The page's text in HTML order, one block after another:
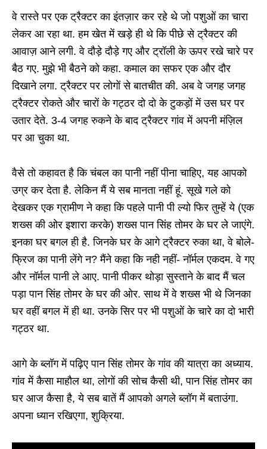
वे रास्ते पर एक ट्रैक्टर का इंतज़ार कर रहे थे जो पशुओं का चारा
लेकर आ रहा था. हम खेत में खड़े ही थे कि पीछे से ट्रैक्टर की
आवाज़ आने लगी. वे दौड़े दौड़े गए और ट्रॉली के ऊपर रखे चारे पर
बैठ गए. मुझे भी बैठने को कहा. कमाल का सफर एक और दौर
दिखाने लगा. ट्रैक्टर पर लोगों से बातचीत की. अब वे जगह जगह
ट्रैक्टर रोकते और चारों के गट्ठर दो दो के टुकड़ों में उस घर पर
उतार देते. 3-4 जगह रुकने के बाद ट्रैक्टर गांव में अपनी मंज़िल
पर आ चुका था.
वैसे तो कहावत है कि चंबल का पानी नहीं पीना चाहिए, यह आपको
उग्र कर देता है. लेकिन मैं ये सब मानता नहीं हूं. सूखे गले को
देखकर एक ग्रामीण ने कहा कि पहले पानी पी ल्यो फिर तुम्हें ये (एक
शख्स की ओर इशारा करके) शख्स पान सिंह तोमर के घर ले जाएंगे.
इनका घर बगल ही है. जिनके घर के आगे ट्रैक्टर रुका था, वे बोले-
फ्रिज का पानी लेंगे न? मैंने कहा कि नही नहीं- नॉर्मल एकदम. वे गए
और नॉर्मल पानी ले आए. पानी पीकर थोड़ा सुस्ताने के बाद मैं चल
पड़ा पान सिंह तोमर के घर की ओर. साथ में वे शख्स भी थे जिनका
घर वहीं बगल में ही था. उनके सिर पर भी पशुओं के चारे का दो भारी
गट्ठर था.
आगे के ब्लॉग में पढ़िए पान सिंह तोमर के गांव की यात्रा का अध्याय.
गांव में कैसा माहौल था, लोगों की सोच कैसी थी, पान सिंह तोमर का
घर आज कैसा है, ये सब बातें मैं आपको अगले ब्लॉग में बताउंगा.
अपना ध्यान रखिएगा, शुक्रिया.